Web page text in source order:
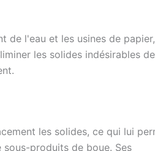
de l'eau et les usines de
les solides indésirables de
les solides, ce qui lui
produits de boue. Ses